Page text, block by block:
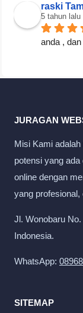
raski
5 tahun lalu
anda ,
JURAGAN
Misi Kami
potensi yang
online dengan
yang profesional,
Jl. Wonobaru
Indonesia.
WhatsApp:
SITEMAP